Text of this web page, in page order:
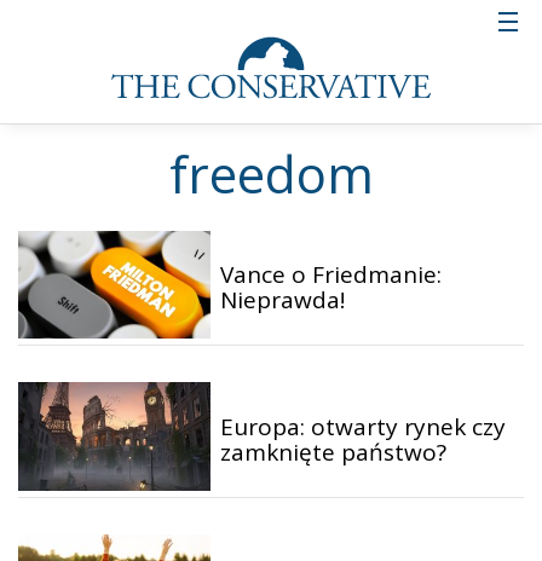
freedom
Vance o Friedmanie:
Nieprawda!
Europa: otwarty rynek czy
zamknięte państwo?